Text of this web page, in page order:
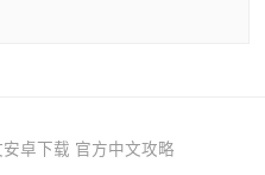
卓下载 官方中文攻略